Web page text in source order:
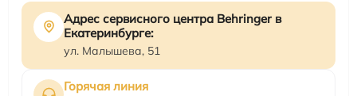
Адрес сервисного центра Behringer в
Екатеринбурге:
ул. Малышева, 51
Горячая линия